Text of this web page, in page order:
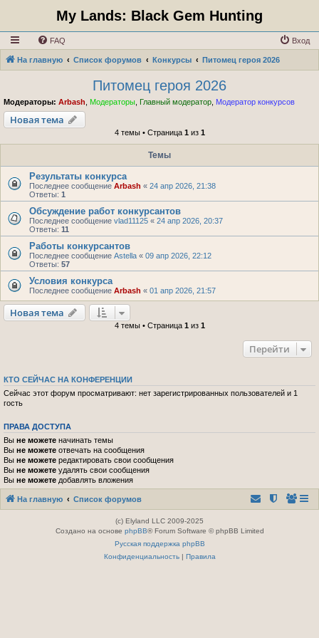
My Lands: Black Gem Hunting
FAQ Вход
На главную Список форумов Конкурсы Питомец героя 2026
Питомец героя 2026
Модераторы: Arbash Модераторы Главный модератор Модератор конкурсов
Новая тема
4 темы • Страница 1из 1
Темы
Результаты конкурса
Последнее сообщение Arbash « 24 апр 2026, 21:38
Ответы: 1
Обсуждение работ конкурсантов
Последнее сообщение vlad11125 « 24 апр 2026, 20:37
Ответы: 11
Работы конкурсантов
Последнее сообщение Astella « 09 апр 2026, 22:12
Ответы: 57
Условия конкурса
Последнее сообщение Arbash « 01 апр 2026, 21:57
Новая тема
4 темы • Страница 1из 1
Перейти
КТО СЕЙЧАС НА КОНФЕРЕНЦИИ
Сейчас этот форум просматривают: нет зарегистрированных пользователей и 1
гость
ПРАВА ДОСТУПА
Вы не можете начинать темы
Вы не можете отвечать на сообщения
Вы не можете редактировать свои сообщения
Вы не можете удалять свои сообщения
Вы не можете добавлять вложения
На главную Список форумов
(c) Elyland LLC 2009-2025
Создано на основе phpBB® Forum Software © phpBB Limited
Русская поддержка phpBB
Конфиденциальность| Правила